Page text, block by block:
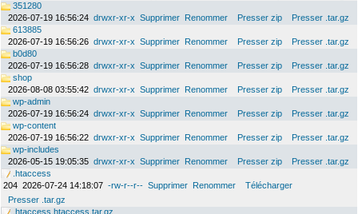
351280
2026-07-19 16:56:24 drwxr-xr-x Supprimer Renommer Presser zip
Presser .tar.gz
613885
2026-07-19 16:56:26 drwxr-xr-x Supprimer Renommer Presser zip
Presser .tar.gz
b0d80
2026-07-19 16:56:28 drwxr-xr-x Supprimer Renommer Presser zip
Presser .tar.gz
shop
2026-08-08 03:55:42 drwxr-xr-x Supprimer Renommer Presser zip
Presser .tar.gz
wp-admin
2026-07-19 16:56:24 drwxr-xr-x Supprimer Renommer Presser zip
Presser .tar.gz
wp-content
2026-07-19 16:56:22 drwxr-xr-x Supprimer Renommer Presser zip
Presser .tar.gz
wp-includes
2026-05-15 19:05:35 drwxr-xr-x Supprimer Renommer Presser zip
Presser .tar.gz
.htaccess
204 2026-07-24 14:18:07 -rw-r--r-- Supprimer Renommer
Télécharger
Presser .tar.gz
.htaccess.htaccess.tar.gz